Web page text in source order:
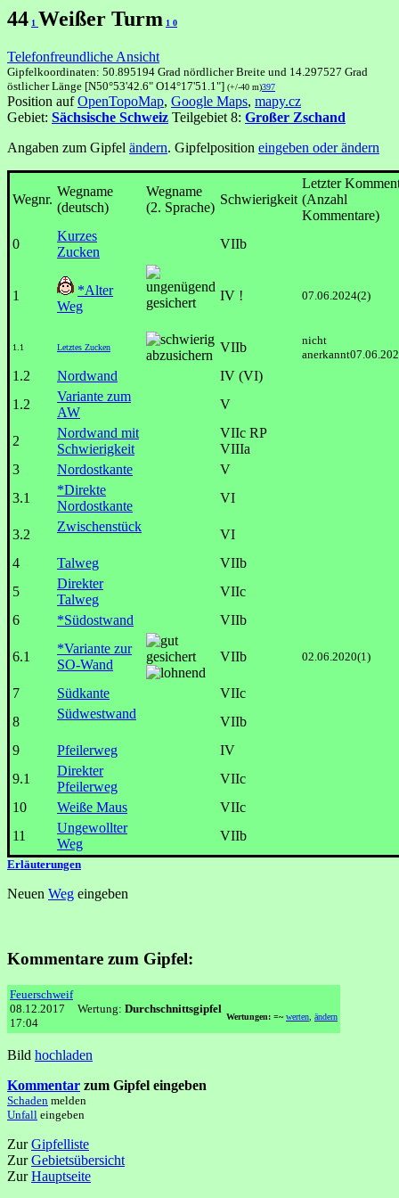
44 1 Weißer Turm 1 0
Telefonfreundliche Ansicht
Gipfelkoordinaten: 50.895194 Grad nördlicher Breite und 14.297527 Grad
östlicher Länge [N50°53'42.6" O14°17'51.1"] (+/-40 m)397
Position aufOpenTopoMap, Google Maps, mapy.cz
Gebiet: Sächsische Schweiz Teilgebiet 8: Großer Zschand
Angaben zum Gipfel ändern. Gipfelposition eingeben oder ändern
Wegnr.
Wegname
(deutsch)
Wegname
(2. Sprache)
Schwierigkeit
Letzter
(Anzahl
Kommentare)
0
Kurzes
Zucken
VIIb
1
*Alter
Weg
IV ! 07.06.2024(2)
1.1 Letztes Zucken VIIb
nicht
1.2 Nordwand
IV (VI)
1.2
Variante zum
AW
V
2
Nordwand mit
Schwierigkeit
VIIc RP
VIIIa
3
Nordostkante
V
3.1
*Direkte
Nordostkante
VI
3.2
Zwischenstück
VI
4
Talweg
VIIb
5
Direkter
Talweg
VIIc
6
*Südostwand VIIb
6.1
*Variante zur
SO-Wand
VIIb 02.06.2020(1)
7 Südkante
VIIc
8
Südwestwand
VIIb
9
Pfeilerweg
IV
9.1
Direkter
Pfeilerweg
VIIc
10
Weiße Maus
VIIc
11
Ungewollter
Weg
VIIb
Erläuterungen
Neuen Weg eingeben
Kommentare zum Gipfel:
Feuerschweif
08.12.2017
17:04
Wertung: Durchschnittsgipfel
Wertungen: =~ werten, ändern
Bild hochladen
Kommentar zum Gipfel eingeben
Schaden melden
Unfall eingeben
ZurGipfelliste
ZurGebietsübersicht
ZurHauptseite